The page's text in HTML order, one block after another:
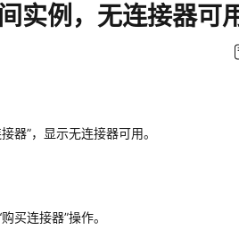
实例，无连接器可
器”，显示无连接器可用。
买连接器”操作。